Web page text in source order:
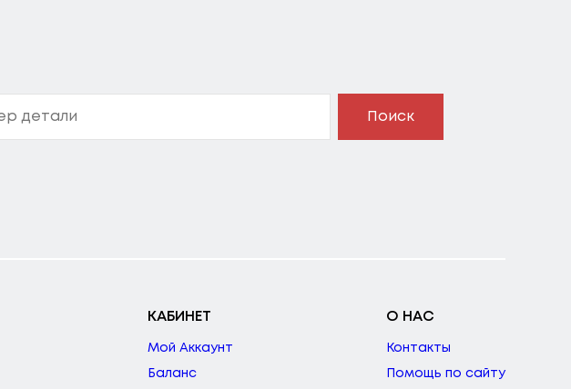
Поиск
КАБИНЕТ
Мой Аккаунт
Баланс
О НАС
Контакты
Помощь по сайту